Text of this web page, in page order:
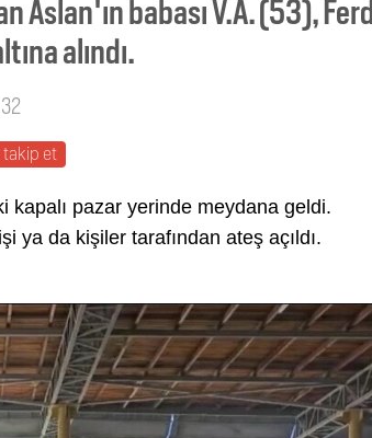
Aslan'ın babası V.A. (53),
alındı.
takip et
kapalı pazar yerinde meydana geldi.
ya da kişiler tarafından ateş açıldı.